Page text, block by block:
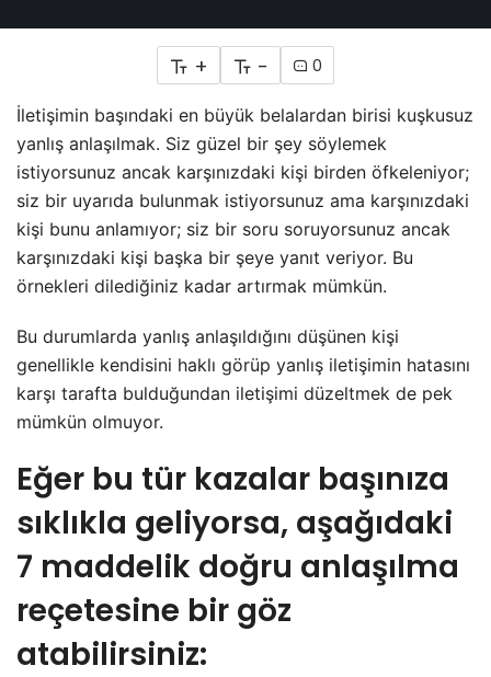
+ - 0
İletişimin başındaki en büyük belalardan birisi kuşkusuz
yanlış anlaşılmak. Siz güzel bir şey söylemek
istiyorsunuz ancak karşınızdaki kişi birden öfkeleniyor;
siz bir uyarıda bulunmak istiyorsunuz ama karşınızdaki
kişi bunu anlamıyor; siz bir soru soruyorsunuz ancak
karşınızdaki kişi başka bir şeye yanıt veriyor. Bu
örnekleri dilediğiniz kadar artırmak mümkün.
Bu durumlarda yanlış anlaşıldığını düşünen kişi
genellikle kendisini haklı görüp yanlış iletişimin hatasını
karşı tarafta bulduğundan iletişimi düzeltmek de pek
mümkün olmuyor.
Eğer bu tür kazalar başınıza
sıklıkla geliyorsa, aşağıdaki
7 maddelik doğru anlaşılma
reçetesine bir göz
atabilirsiniz: